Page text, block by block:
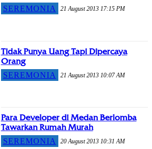
SEREMONIA 21 August 2013 17:15 PM
Tidak Punya Uang Tapi Dipercaya
Orang
SEREMONIA 21 August 2013 10:07 AM
Para Developer di Medan Berlomba
Tawarkan Rumah Murah
SEREMONIA 20 August 2013 10:31 AM